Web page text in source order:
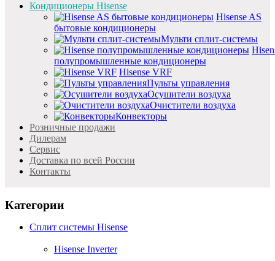
Кондиционеры Hisense
Hisense AS
бытовые кондиционеры
Мульти сплит-системы
полупромышленные кондиционеры
Hisense VRF
Пульты управления
Осушители воздуха
Очистители воздуха
Конвекторы
Розничные продажи
Дилерам
Cервис
Доставка по всей России
Контакты
Категории
Сплит системы Hisense
Hisense Inverter